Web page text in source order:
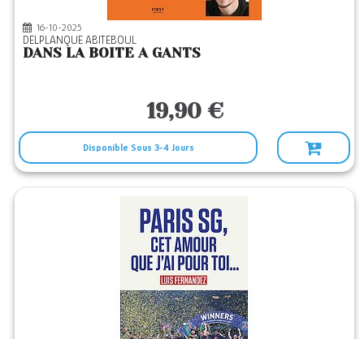
16-10-2025
DELPLANQUE ABITEBOUL
DANS LA BOITE A GANTS
19,90 €
Disponible Sous 3-4 Jours